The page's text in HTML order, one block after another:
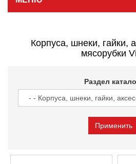
Корпуса, шнеки, гайки,
мясорубки
Раздел